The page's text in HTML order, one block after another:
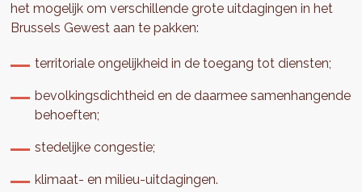
het mogelijk om verschillende grote uitdagingen in het
Brussels Gewest aan te pakken:
territoriale ongelijkheid in de toegang tot diensten;
bevolkingsdichtheid en de daarmee samenhangende
behoeften;
stedelijke congestie;
klimaat- en milieu-uitdagingen.